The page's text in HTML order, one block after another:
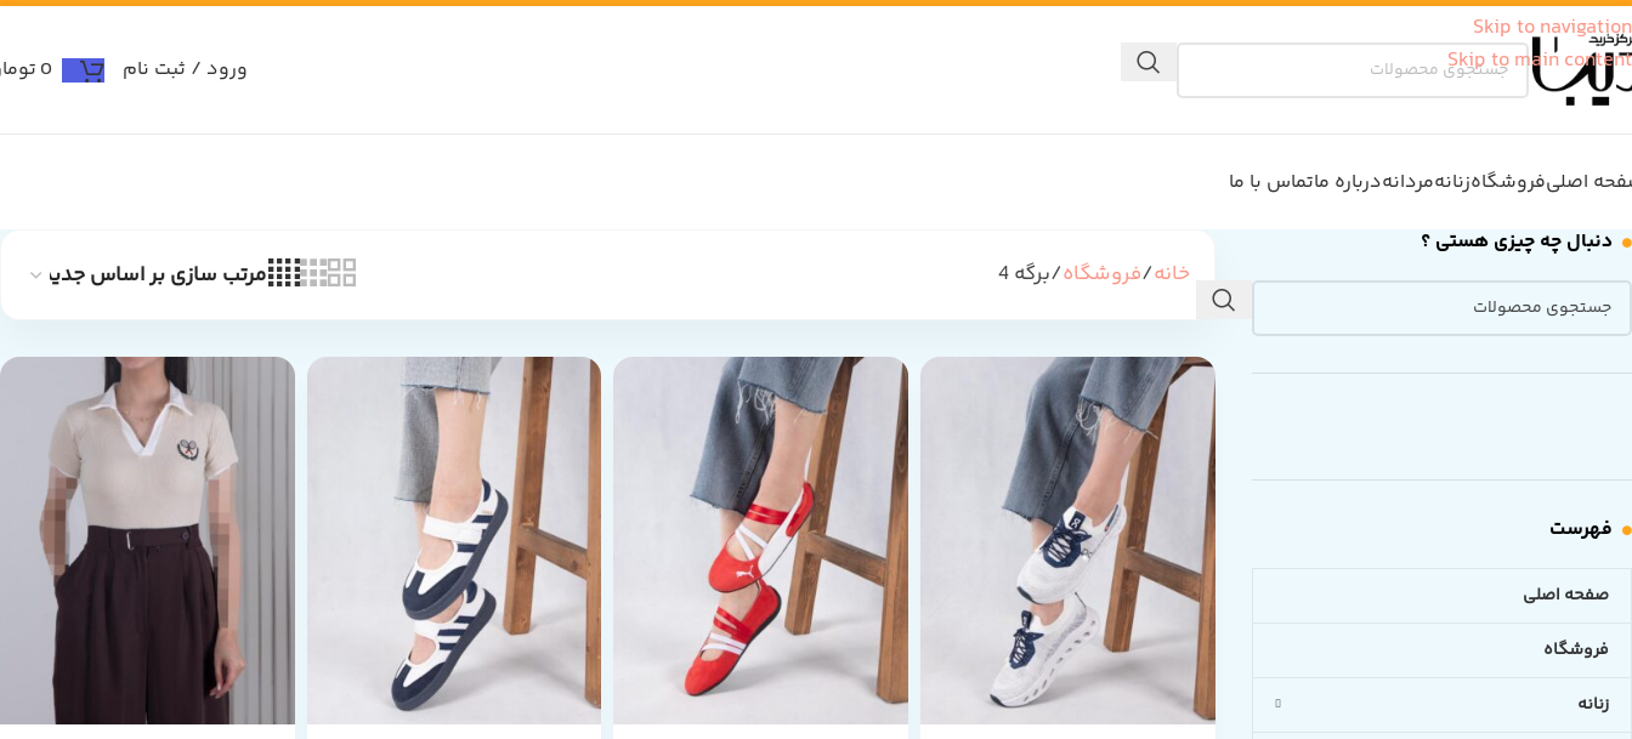
Skip to navigation
Skip to main content
ورود / ثبت نام 0
اصلیفروشگاهزنانهمردانهدرباره ماتماس با ما
دنبال چه چیزی هستی ؟
فهرست
صفحه اصلی
فروشگاه
زنانه
خانه فروشگاه برگه 4